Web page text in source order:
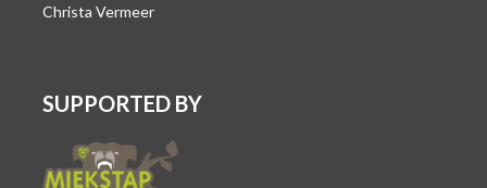
Christa Vermeer
SUPPORTED BY